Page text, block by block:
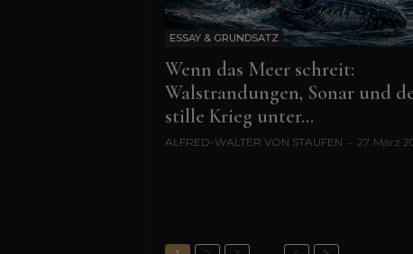
ESSAY & GRUNDSATZ
Wenn das Meer schreit:
Walstrandungen, Sonar und
stille Krieg unter...
ALFRED-WALTER VON STAUFEN - 27. März